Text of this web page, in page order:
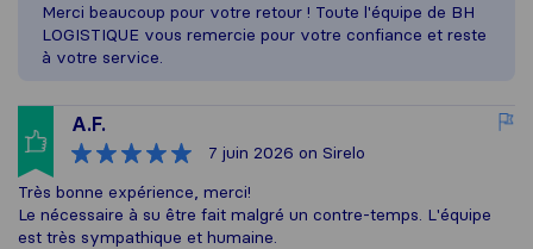
Merci beaucoup pour votre retour ! Toute l'équipe de BH
LOGISTIQUE vous remercie pour votre confiance et reste
à votre service.
A.F.
7 juin 2026 on Sirelo
Très bonne expérience, merci!
Le nécessaire à su être fait malgré un contre-temps. L'équipe
est très sympathique et humaine.